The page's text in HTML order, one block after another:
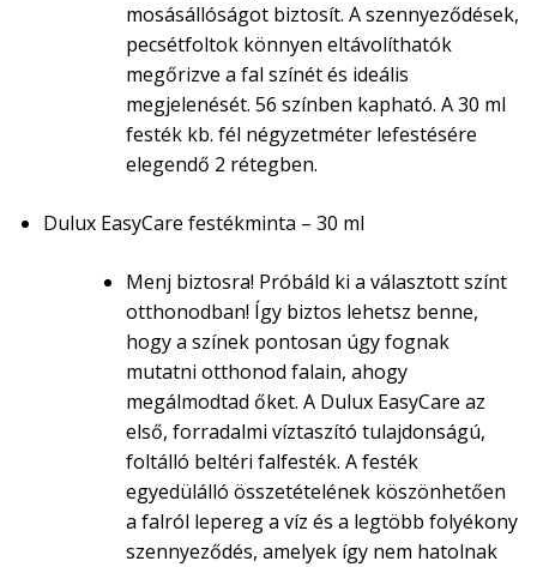
mosásállóságot biztosít. A szennyeződések,
pecsétfoltok könnyen eltávolíthatók
megőrizve a fal színét és ideális
megjelenését. 56 színben kapható. A 30 ml
festék kb. fél négyzetméter lefestésére
elegendő 2 rétegben.
Dulux EasyCare festékminta – 30 ml
Menj biztosra! Próbáld ki a választott színt
otthonodban! Így biztos lehetsz benne,
hogy a színek pontosan úgy fognak
mutatni otthonod falain, ahogy
megálmodtad őket. A Dulux EasyCare az
első, forradalmi víztaszító tulajdonságú,
foltálló beltéri falfesték. A festék
egyedülálló összetételének köszönhetően
a falról lepereg a víz és a legtöbb folyékony
szennyeződés, amelyek így nem hatolnak